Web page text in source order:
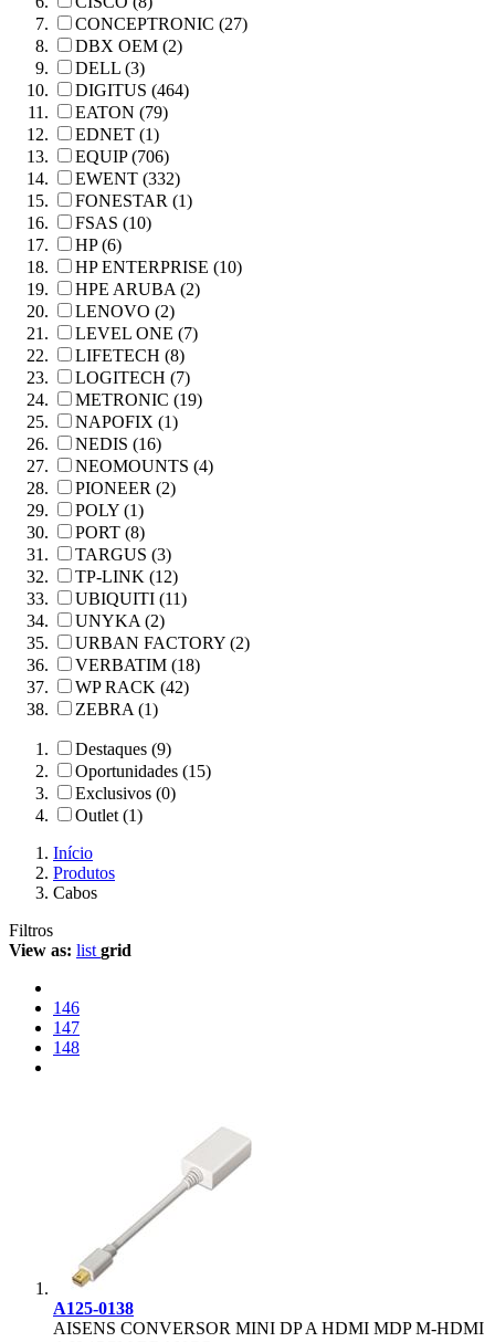
CONCEPTRONIC (27)
DBX OEM (2)
DELL (3)
DIGITUS (464)
EATON (79)
EDNET (1)
EQUIP (706)
EWENT (332)
FONESTAR (1)
FSAS (10)
HP (6)
HP ENTERPRISE (10)
HPE ARUBA (2)
LENOVO (2)
LEVEL ONE (7)
LIFETECH (8)
LOGITECH (7)
METRONIC (19)
NAPOFIX (1)
NEDIS (16)
NEOMOUNTS (4)
PIONEER (2)
POLY (1)
PORT (8)
TARGUS (3)
TP-LINK (12)
UBIQUITI (11)
UNYKA (2)
URBAN FACTORY (2)
VERBATIM (18)
WP RACK (42)
ZEBRA (1)
Destaques (9)
Oportunidades (15)
Exclusivos (0)
Outlet (1)
Início
Produtos
Cabos
Filtros
View as: list grid
146
147
148
A125-0138
AISENS CONVERSOR MINI DP A HDMI MDP M-HDMI